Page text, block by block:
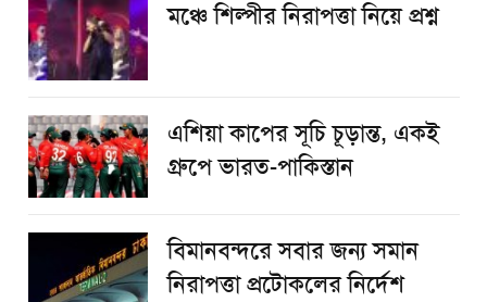
​মঞ্চে শিল্পীর নিরাপত্তা নিয়ে প্রশ্ন
এশিয়া কাপের সূচি চূড়ান্ত, একই
গ্রুপে ভারত-পাকিস্তান
বিমানবন্দরে সবার জন্য সমান
নিরাপত্তা প্রটোকলের নির্দেশ